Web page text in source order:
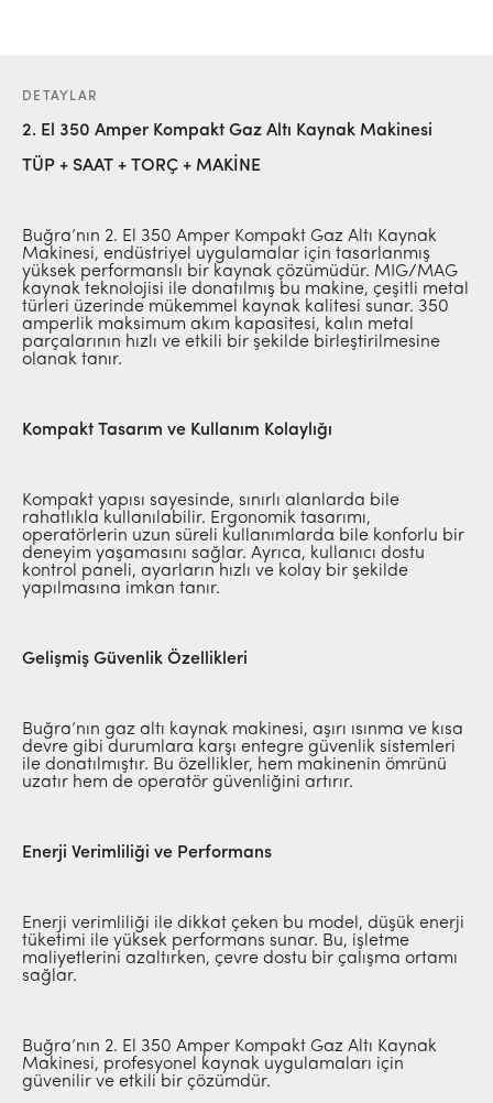
DETAYLAR
2. El 350 Amper Kompakt Gaz Altı Kaynak Makinesi
TÜP + SAAT + TORÇ + MAKİNE
Buğra’nın 2. El 350 Amper Kompakt Gaz Altı Kaynak
Makinesi, endüstriyel uygulamalar için tasarlanmış
yüksek performanslı bir kaynak çözümüdür. MIG/MAG
kaynak teknolojisi ile donatılmış bu makine, çeşitli metal
türleri üzerinde mükemmel kaynak kalitesi sunar. 350
amperlik maksimum akım kapasitesi, kalın metal
parçalarının hızlı ve etkili bir şekilde birleştirilmesine
olanak tanır.
Kompakt Tasarım ve Kullanım Kolaylığı
Kompakt yapısı sayesinde, sınırlı alanlarda bile
rahatlıkla kullanılabilir. Ergonomik tasarımı,
operatörlerin uzun süreli kullanımlarda bile konforlu bir
deneyim yaşamasını sağlar. Ayrıca, kullanıcı dostu
kontrol paneli, ayarların hızlı ve kolay bir şekilde
yapılmasına imkan tanır.
Gelişmiş Güvenlik Özellikleri
Buğra’nın gaz altı kaynak makinesi, aşırı ısınma ve kısa
devre gibi durumlara karşı entegre güvenlik sistemleri
ile donatılmıştır. Bu özellikler, hem makinenin ömrünü
uzatır hem de operatör güvenliğini artırır.
Enerji Verimliliği ve Performans
Enerji verimliliği ile dikkat çeken bu model, düşük enerji
tüketimi ile yüksek performans sunar. Bu, işletme
maliyetlerini azaltırken, çevre dostu bir çalışma ortamı
sağlar.
Buğra’nın 2. El 350 Amper Kompakt Gaz Altı Kaynak
Makinesi, profesyonel kaynak uygulamaları için
güvenilir ve etkili bir çözümdür.